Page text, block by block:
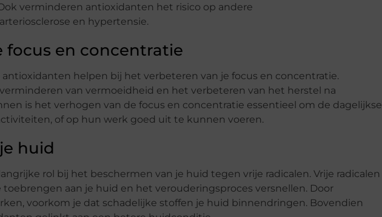
verminderen antioxidanten het risico op andere
en hypertensie.
focus en concentratie
helpen bij het verbeteren van je focus en concentratie.
van vermoeidheid en het verbeteren van het herstel na
is het verhogen van de focus en concentratie essentieel om de dagelijkse
of op hun werk goed uit te kunnen voeren.
huid
rol bij het beschermen van je huid tegen vrije radicalen. Vrije radicalen
aan je huid en het verouderingsproces versnellen. Door
voorkom je dat schadelijke stoffen je huid binnendringen. Bovendien